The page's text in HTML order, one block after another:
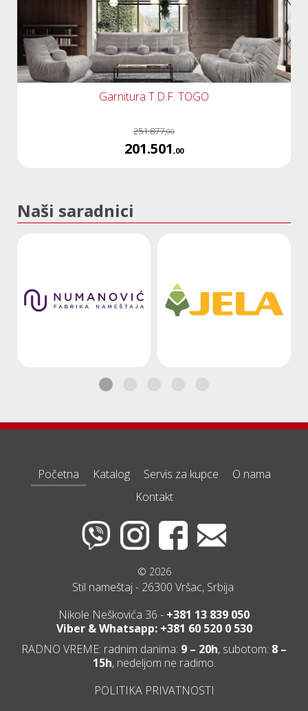
Garnitura T.D.F. TOGO
251.877,00
201.501 ,00
Naši saradnici
Početna Katalog Servis za kupce
O nama
Kontakt
© 2026
Stil nameštaj - 26300 Vršac, Srbija
Nikole Neškovića 36 - +381 13 839 050
Viber & Whatsapp: +381 60 520 0 530
RADNO VREME: radnim danima: 9 – 20h, subotom: 8 –
15h, nedeljom ne radimo.
POLITIKA PRIVATNOSTI